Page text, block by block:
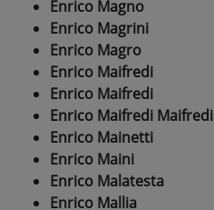
Enrico Magno
Enrico Magrini
Enrico Magro
Enrico Maifredi
Enrico Maifredi
Enrico Maifredi Maifredi
Enrico Mainetti
Enrico Maini
Enrico Malatesta
Enrico Mallia